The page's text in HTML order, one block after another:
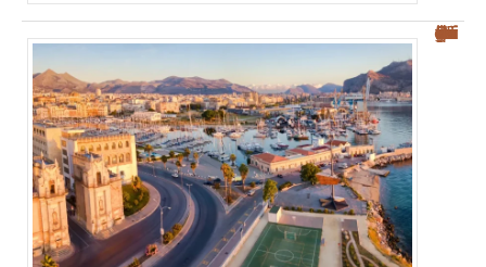
Où se garer à Palerme : guide pratique pour éviter la ZTL